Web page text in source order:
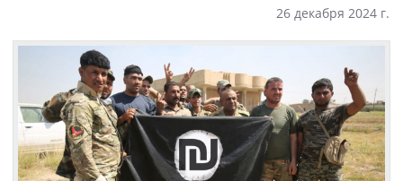
26 декабря 2024 г.